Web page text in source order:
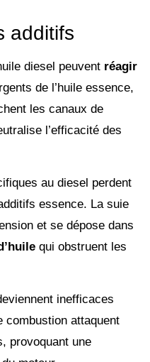
additifs
diesel peuvent réagir
de l’huile essence,
les canaux de
l’efficacité des
au diesel perdent
essence. La suie
et se dépose dans
qui obstruent les
inefficaces
combustion attaquent
provoquant une